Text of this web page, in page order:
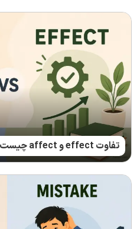
تفاوت effect و affect چیست؟